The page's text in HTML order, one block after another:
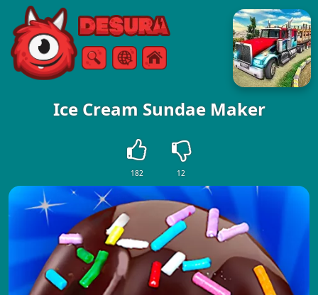
Free Online Games
ТърсенеМеню
Ice Cream Sundae Maker
182 12